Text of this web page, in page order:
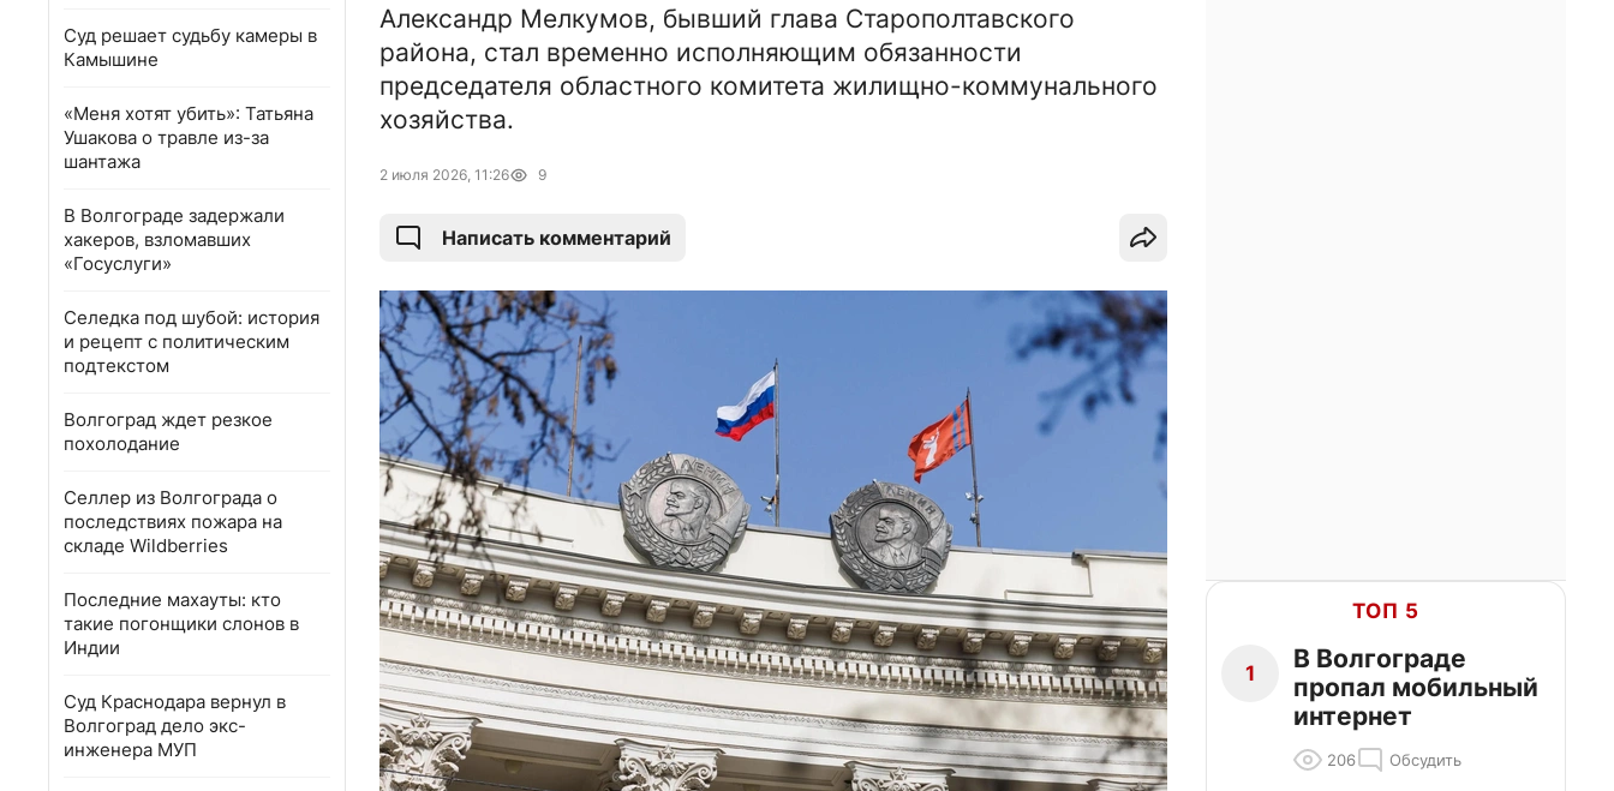
Суд решает судьбу камеры в
Камышине
«Меня хотят убить»: Татьяна
Ушакова о травле из-за
шантажа
В Волгограде задержали
хакеров, взломавших
«Госуслуги»
Селедка под шубой: история
и рецепт с политическим
подтекстом
Волгоград ждет резкое
похолодание
Селлер из Волгограда о
последствиях пожара на
складе Wildberries
Последние махауты: кто
такие погонщики слонов в
Индии
Суд Краснодара вернул в
Волгоград дело экс-
инженера МУП
Александр Мелкумов, бывший глава Старополтавского
района, стал временно исполняющим обязанности
председателя областного комитета жилищно-коммунального
хозяйства.
2 июля 2026, 11:26 9
Написать комментарий
ТОП 5
1
В Волгограде
пропал мобильный
интернет
206 Обсудить